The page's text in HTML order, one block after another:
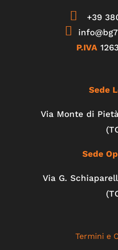
+39
P.IVA
Sede
Via Monte di
Sede
Via G.
Termini e